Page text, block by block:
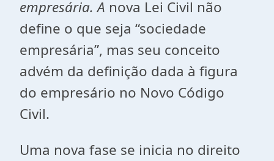
empresária. A nova Lei Civil não
define o que seja “sociedade
empresária”, mas seu conceito
advém da definição dada à figura
do empresário no Novo Código
Civil.
Uma nova fase se inicia no direito